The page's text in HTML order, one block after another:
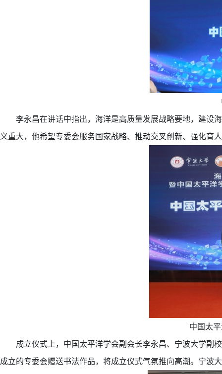
李永昌在讲话中指出，海洋是高质量发展战略要地，建设
义重大，他希望专委会服务国家战略、推动交叉创新、强化育
中国太
成立仪式上，中国太平洋学会副会长李永昌、宁波大学副
成立的专委会赠送书法作品，将成立仪式气氛推向高潮。宁波